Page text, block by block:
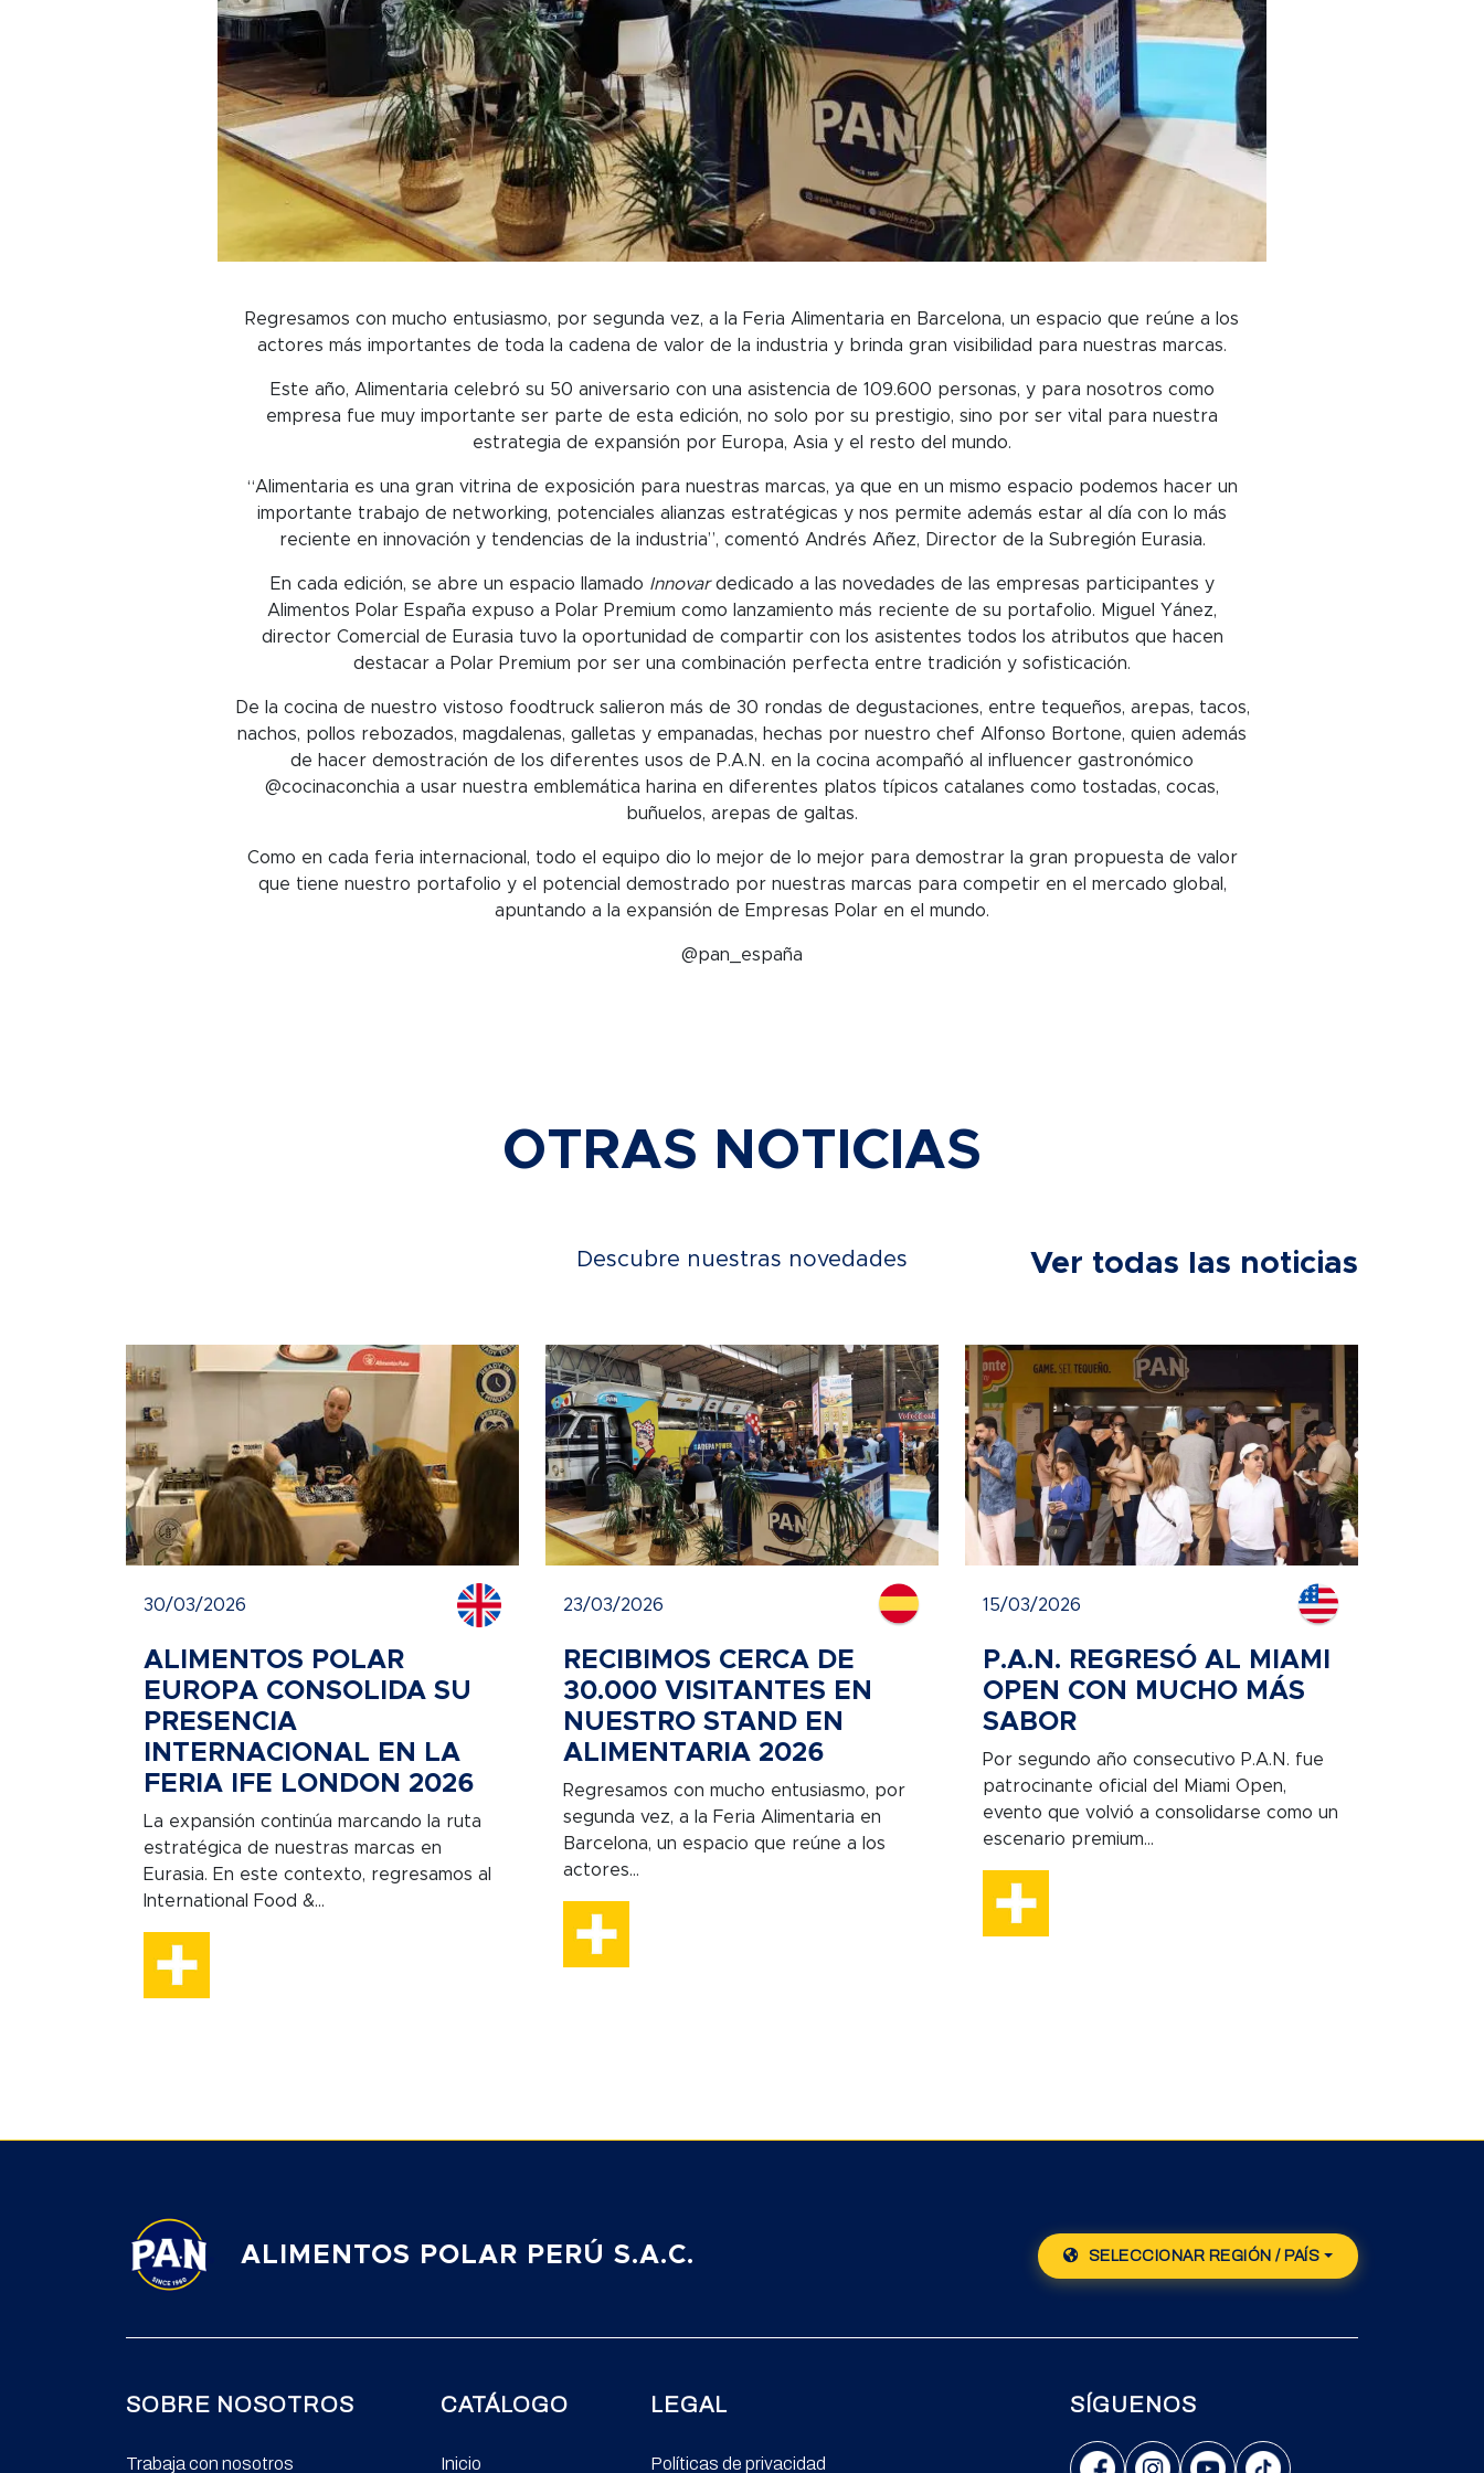
Regresamos con mucho entusiasmo, por segunda vez, a la Feria Alimentaria en Barcelona, un espacio que reúne a los
actores más importantes de toda la cadena de valor de la industria y brinda gran visibilidad para nuestras marcas.
Este año, Alimentaria celebró su 50 aniversario con una asistencia de 109.600 personas, y para nosotros como
empresa fue muy importante ser parte de esta edición, no solo por su prestigio, sino por ser vital para nuestra
estrategia de expansión por Europa, Asia y el resto del mundo.
“Alimentaria es una gran vitrina de exposición para nuestras marcas, ya que en un mismo espacio podemos hacer un
importante trabajo de networking, potenciales alianzas estratégicas y nos permite además estar al día con lo más
reciente en innovación y tendencias de la industria”, comentó Andrés Añez, Director de la Subregión Eurasia.
En cada edición, se abre un espacio llamado Innovardedicado a las novedades de las empresas participantes y
Alimentos Polar España expuso a Polar Premium como lanzamiento más reciente de su portafolio. Miguel Yánez,
director Comercial de Eurasia tuvo la oportunidad de compartir con los asistentes todos los atributos que hacen
destacar a Polar Premium por ser una combinación perfecta entre tradición y sofisticación.
De la cocina de nuestro vistoso foodtruck salieron más de 30 rondas de degustaciones, entre tequeños, arepas, tacos,
nachos, pollos rebozados, magdalenas, galletas y empanadas, hechas por nuestro chef Alfonso Bortone, quien además
de hacer demostración de los diferentes usos de P.A.N. en la cocina acompañó al influencer gastronómico
@cocinaconchia a usar nuestra emblemática harina en diferentes platos típicos catalanes como tostadas, cocas,
buñuelos, arepas de galtas.
Como en cada feria internacional, todo el equipo dio lo mejor de lo mejor para demostrar la gran propuesta de valor
que tiene nuestro portafolio y el potencial demostrado por nuestras marcas para competir en el mercado global,
apuntando a la expansión de Empresas Polar en el mundo.
@pan_españa
OTRAS NOTICIAS
Descubre nuestras novedades Ver todas las noticias
30/03/2026
ALIMENTOS POLAR
EUROPA CONSOLIDA SU
PRESENCIA
INTERNACIONAL EN LA
FERIA IFE LONDON 2026
La expansión continúa marcando la ruta
estratégica de nuestras marcas en
Eurasia. En este contexto, regresamos al
International Food &...
23/03/2026
RECIBIMOS CERCA DE
30.000 VISITANTES EN
NUESTRO STAND EN
ALIMENTARIA 2026
Regresamos con mucho entusiasmo, por
segunda vez, a la Feria Alimentaria en
Barcelona, un espacio que reúne a los
actores...
15/03/2026
P.A.N. REGRESÓ AL MIAMI
OPEN CON MUCHO MÁS
SABOR
Por segundo año consecutivo P.A.N. fue
patrocinante oficial del Miami Open,
evento que volvió a consolidarse como un
escenario premium...
ALIMENTOS POLAR PERÚ S.A.C. SELECCIONAR REGIÓN / PAÍS
SOBRE NOSOTROS
Trabaja con nosotros
CATÁLOGO
Inicio
LEGAL
Políticas de privacidad
SÍGUENOS